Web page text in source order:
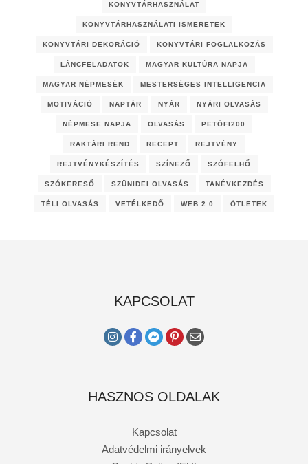
KÖNYVTÁRHASZNÁLAT
KÖNYVTÁRHASZNÁLATI ISMERETEK
KÖNYVTÁRI DEKORÁCIÓ KÖNYVTÁRI FOGLALKOZÁS
LÁNCFELADATOK MAGYAR KULTÚRA NAPJA
MAGYAR NÉPMESÉK MESTERSÉGES INTELLIGENCIA
MOTIVÁCIÓ NAPTÁR NYÁR NYÁRI OLVASÁS
NÉPMESE NAPJA OLVASÁS PETŐFI200
RAKTÁRI REND RECEPT REJTVÉNY
REJTVÉNYKÉSZÍTÉS SZÍNEZŐ SZÓFELHŐ
SZÓKERESŐ SZÜNIDEI OLVASÁS TANÉVKEZDÉS
TÉLI OLVASÁS VETÉLKEDŐ WEB 2.0 ÖTLETEK
KAPCSOLAT
HASZNOS OLDALAK
Kapcsolat
Adatvédelmi irányelvek